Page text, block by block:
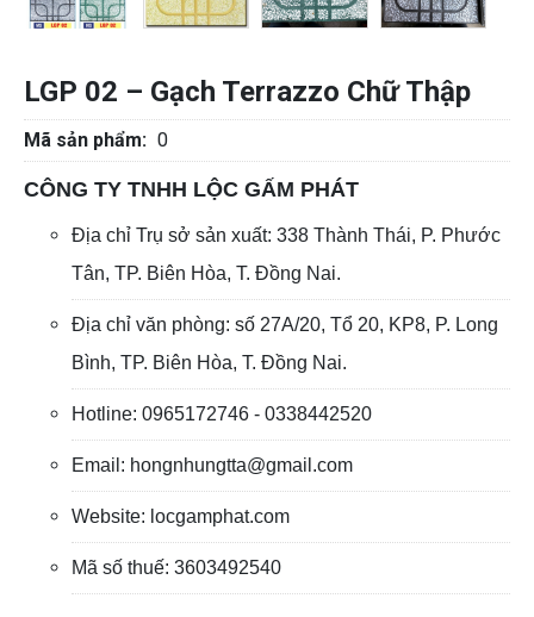
LGP 02 – Gạch Terrazzo Chữ Thập
Mã sản phẩm: 0
CÔNG TY TNHH LỘC GẤM PHÁT
Địa chỉ Trụ sở sản xuất: 338 Thành Thái, P. Phước
Tân, TP. Biên Hòa, T. Đồng Nai.
Địa chỉ văn phòng: số 27A/20, Tổ 20, KP8, P. Long
Bình, TP. Biên Hòa, T. Đồng Nai.
Hotline: 0965172746 - 0338442520
Email: hongnhungtta@gmail.com
Website: locgamphat.com
Mã số thuế: 3603492540